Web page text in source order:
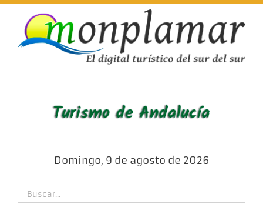
Skip
content
Domingo, 9 de agosto de 2026